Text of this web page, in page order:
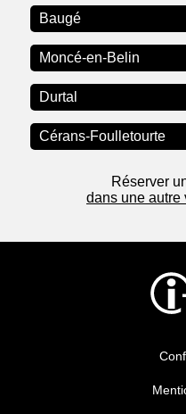
Baugé
Moncé-en-Belin
Durtal
Cérans-Foulletourte
Réserver
dans une autre